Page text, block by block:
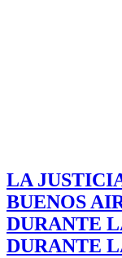
LA
BUENOS
DURANTE
DURANTE